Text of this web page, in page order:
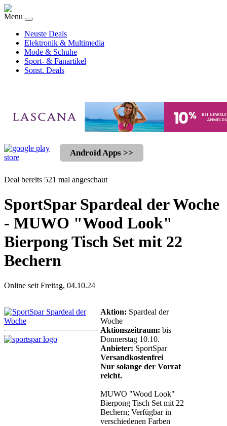
Menu
Neuste Deals
Elektronik & Multimedia
Mode & Schuhe
Sport- & Fanartikel
Sonst. Deals
Android Apps >>
Deal bereits 521 mal angeschaut
SportSpar Spardeal der Woche
- MUWO "Wood Look"
Bierpong Tisch Set mit 22
Bechern
Online seit Freitag, 04.10.24
Aktion: Spardeal der
Woche
Aktionszeitraum: bis
Donnerstag 10.10.
Anbieter: SportSpar
Versandkostenfrei
Nur solange der Vorrat
reicht.
MUWO "Wood Look"
Bierpong Tisch Set mit 22
Bechern; Verfügbar in
verschiedenen Farben